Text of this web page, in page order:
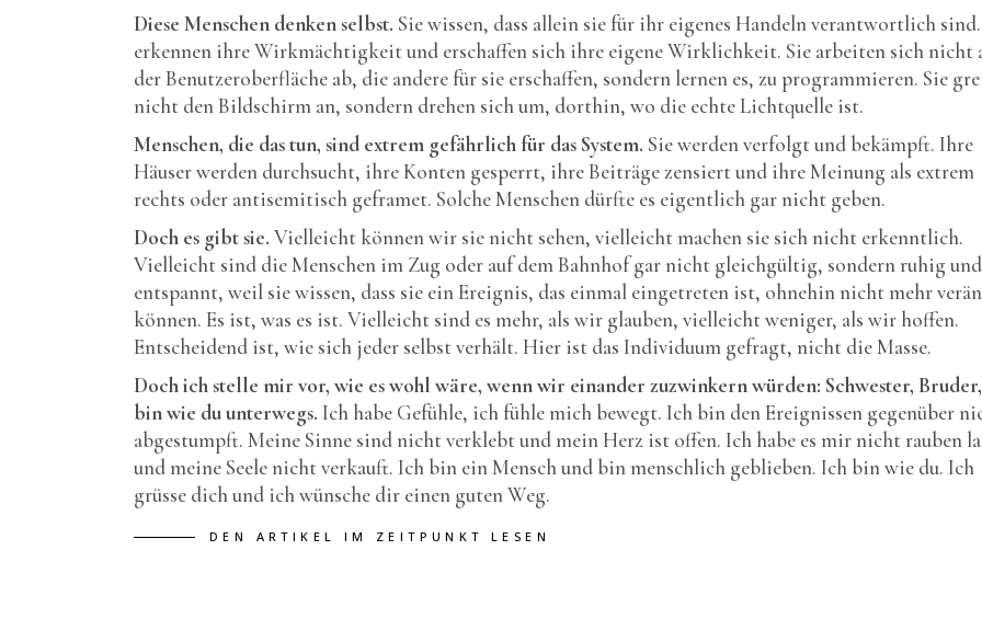
Diese Menschen denken selbst. Sie wissen, dass allein sie für ihr eigenes Handeln verantwortlich
erkennen ihre Wirkmächtigkeit und erschaffen sich ihre eigene Wirklichkeit. Sie arbeiten sich nicht
der Benutzeroberfläche ab, die andere für sie erschaffen, sondern lernen es, zu programmieren. Sie
nicht den Bildschirm an, sondern drehen sich um, dorthin, wo die echte Lichtquelle ist.
Menschen, die das tun, sind extrem gefährlich für das System. Sie werden verfolgt und bekämpft. Ihre
Häuser werden durchsucht, ihre Konten gesperrt, ihre Beiträge zensiert und ihre Meinung als extrem
rechts oder antisemitisch geframet. Solche Menschen dürfte es eigentlich gar nicht geben.
Doch es gibt sie. Vielleicht können wir sie nicht sehen, vielleicht machen sie sich nicht erkenntlich.
Vielleicht sind die Menschen im Zug oder auf dem Bahnhof gar nicht gleichgültig, sondern ruhig und
entspannt, weil sie wissen, dass sie ein Ereignis, das einmal eingetreten ist, ohnehin nicht mehr
können. Es ist, was es ist. Vielleicht sind es mehr, als wir glauben, vielleicht weniger, als wir hoffen.
Entscheidend ist, wie sich jeder selbst verhält. Hier ist das Individuum gefragt, nicht die Masse.
Doch ich stelle mir vor, wie es wohl wäre, wenn wir einander zuzwinkern würden: Schwester,
bin wie du unterwegs. Ich habe Gefühle, ich fühle mich bewegt. Ich bin den Ereignissen gegenüber
abgestumpft. Meine Sinne sind nicht verklebt und mein Herz ist offen. Ich habe es mir nicht rauben
und meine Seele nicht verkauft. Ich bin ein Mensch und bin menschlich geblieben. Ich bin wie du. Ich
grüsse dich und ich wünsche dir einen guten Weg.
DEN ARTIKEL IM ZEITPUNKT LESEN